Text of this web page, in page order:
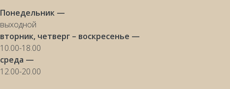
Понедельник —
выходной
вторник, четверг – воскресенье —
10.00-18.00
среда —
12.00-20.00